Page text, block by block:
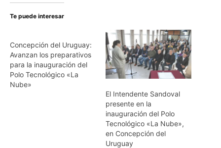
Te puede interesar
Concepción del Uruguay:
Avanzan los preparativos
para la inauguración del
Polo Tecnológico «La
Nube»
El Intendente Sandoval
presente en la
inauguración del Polo
Tecnológico «La Nube»,
en Concepción del
Uruguay